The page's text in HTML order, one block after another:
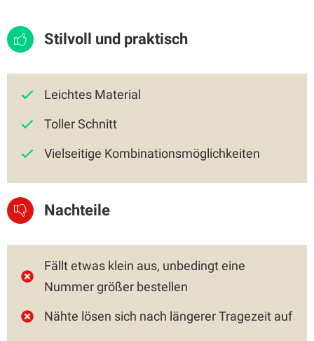
Stilvoll und praktisch
Leichtes Material
Toller Schnitt
Vielseitige Kombinationsmöglichkeiten
Nachteile
Fällt etwas klein aus, unbedingt eine
Nummer größer bestellen
Nähte lösen sich nach längerer Tragezeit auf